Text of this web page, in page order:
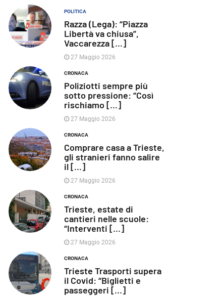
POLITICA
Razza (Lega): “Piazza
Libertà va chiusa”,
Vaccarezza [...]
27 Maggio 2026
CRONACA
Poliziotti sempre più
sotto pressione: “Così
rischiamo [...]
27 Maggio 2026
CRONACA
Comprare casa a Trieste,
gli stranieri fanno salire
il [...]
27 Maggio 2026
CRONACA
Trieste, estate di
cantieri nelle scuole:
“Interventi [...]
27 Maggio 2026
CRONACA
Trieste Trasporti supera
il Covid: “Biglietti e
passeggeri [...]